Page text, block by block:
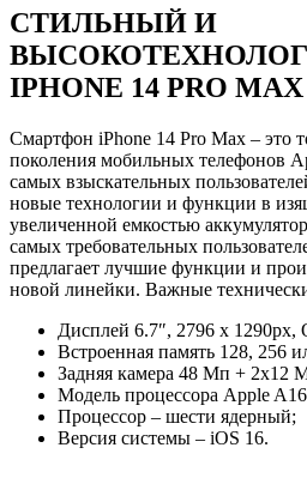
|
Space
Black)
СТИЛЬНЫЙ И
IPHONE 14 PRO MAX
Смартфон iPhone 14 Pro Max – это
поколения мобильных телефонов
самых взыскательных
новые технологии и функции в
увеличенной емкостью
самых требовательных
предлагает лучшие функции и
новой линейки. Важные
Дисплей 6.7″, 2796 x 1290px,
Встроенная память 128, 256
Задняя камера 48 Мп + 2х12
Модель процессора Apple
Процессор – шести ядерный;
Версия системы – iOS 16.